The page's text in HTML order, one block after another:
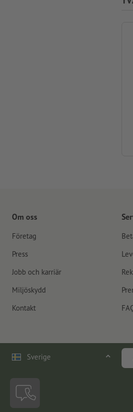
Om oss
Företag
Press
Jobb och karriär
Miljöskydd
Kontakt
Sverige